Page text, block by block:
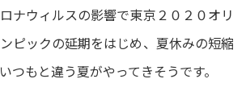
ナウィルスの影響で東京２０２０オリ
ピックの延期をはじめ、夏休みの短縮
つもと違う夏がやってきそうです。